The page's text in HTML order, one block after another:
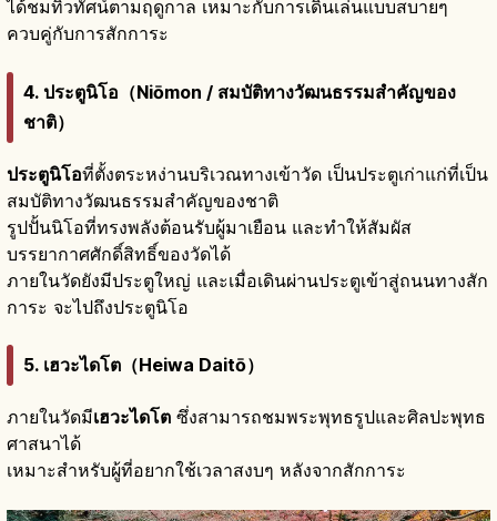
ได้ชมทิวทัศน์ตามฤดูกาล เหมาะกับการเดินเล่นแบบสบายๆ
ควบคู่กับการสักการะ
4. ประตูนิโอ（Niōmon / สมบัติทางวัฒนธรรมสำคัญของ
ชาติ）
ประตูนิโอที่ตั้งตระหง่านบริเวณทางเข้าวัด เป็นประตูเก่าแก่ที่เป็น
สมบัติทางวัฒนธรรมสำคัญของชาติ
รูปปั้นนิโอที่ทรงพลังต้อนรับผู้มาเยือน และทำให้สัมผัส
บรรยากาศศักดิ์สิทธิ์ของวัดได้
ภายในวัดยังมีประตูใหญ่ และเมื่อเดินผ่านประตูเข้าสู่ถนนทางสัก
การะ จะไปถึงประตูนิโอ
5. เฮวะไดโต（Heiwa Daitō）
ภายในวัดมีเฮวะไดโต ซึ่งสามารถชมพระพุทธรูปและศิลปะพุทธ
ศาสนาได้
เหมาะสำหรับผู้ที่อยากใช้เวลาสงบๆ หลังจากสักการะ